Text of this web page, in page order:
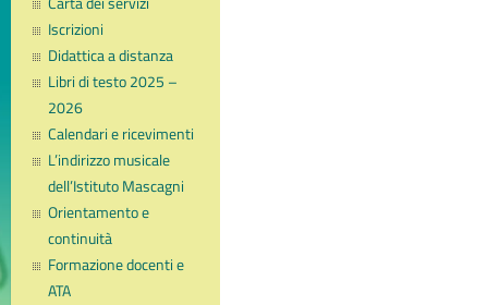
Iscrizioni
Didattica a distanza
Libri di testo 2025 –
2026
Calendari e ricevimenti
L’indirizzo musicale
dell’Istituto Mascagni
Orientamento e
continuità
Formazione docenti e
ATA